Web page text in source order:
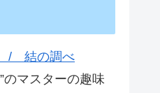
/ 結の調べ
マスターの趣味